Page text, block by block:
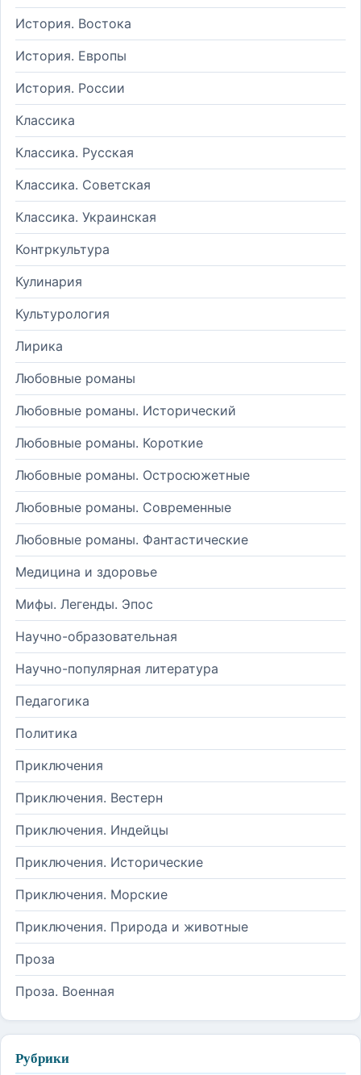
История. Востока
История. Европы
История. России
Классика
Классика. Русская
Классика. Советская
Классика. Украинская
Контркультура
Кулинария
Культурология
Лирика
Любовные романы
Любовные романы. Исторический
Любовные романы. Короткие
Любовные романы. Остросюжетные
Любовные романы. Современные
Любовные романы. Фантастические
Медицина и здоровье
Мифы. Легенды. Эпос
Научно-образовательная
Научно-популярная литература
Педагогика
Политика
Приключения
Приключения. Вестерн
Приключения. Индейцы
Приключения. Исторические
Приключения. Морские
Приключения. Природа и животные
Проза
Проза. Военная
Рубрики